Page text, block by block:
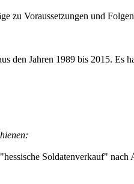
zu Voraussetzungen und
den Jahren 1989 bis 2015. Es
Soldatenverkauf" nach